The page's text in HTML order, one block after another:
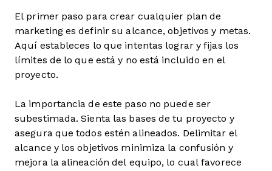
El primer paso para crear cualquier plan de
marketing es definir su alcance, objetivos y metas.
Aquí estableces lo que intentas lograr y fijas los
límites de lo que está y no está incluido en el
proyecto.
La importancia de este paso no puede ser
subestimada. Sienta las bases de tu proyecto y
asegura que todos estén alineados. Delimitar el
alcance y los objetivos minimiza la confusión y
mejora la alineación del equipo, lo cual favorece